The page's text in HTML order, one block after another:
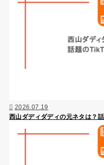
2026.07.19
西山ダディダディの元ネタは？